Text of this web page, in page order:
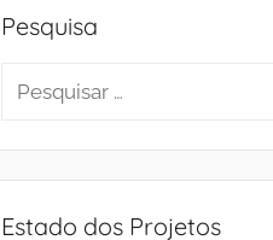
Pesquisa
Pesquisar
Estado dos Projetos